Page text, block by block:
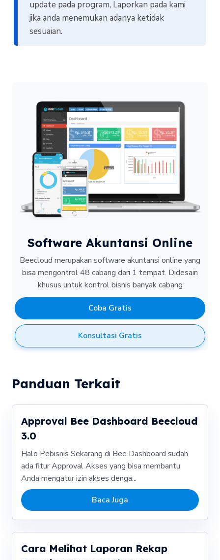
update pada program, Laporkan pada kami
jika anda menemukan adanya ketidak
sesuaian.
Software Akuntansi Online
Beecloud merupakan software akuntansi online yang
bisa mengontrol 48 cabang dari 1 tempat. Didesain
khusus untuk kontrol bisnis banyak cabang
Coba Gratis
Konsultasi Gratis
Panduan Terkait
Approval Bee Dashboard Beecloud
3.0
Halo Pebisnis Sekarang di Bee Dashboard sudah
ada fitur Approval Akses yang bisa membantu
Anda mengatur izin akses denga...
Baca Juga
Cara Melihat Laporan Rekap